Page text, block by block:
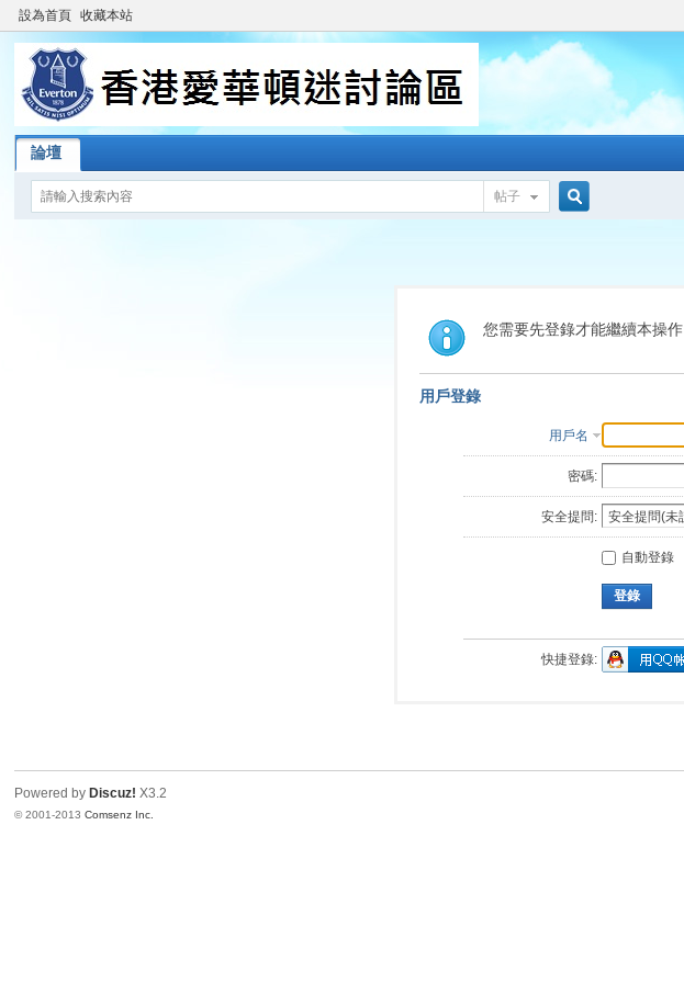
設為首頁 收藏本站
論壇
帖子
索
您需要先登錄才能繼續本操作
用戶登錄
用戶名
密碼:
安全提問:
自動登錄
登錄
快捷登錄:
Powered by Discuz! X3.2
© 2001-2013Comsenz Inc.